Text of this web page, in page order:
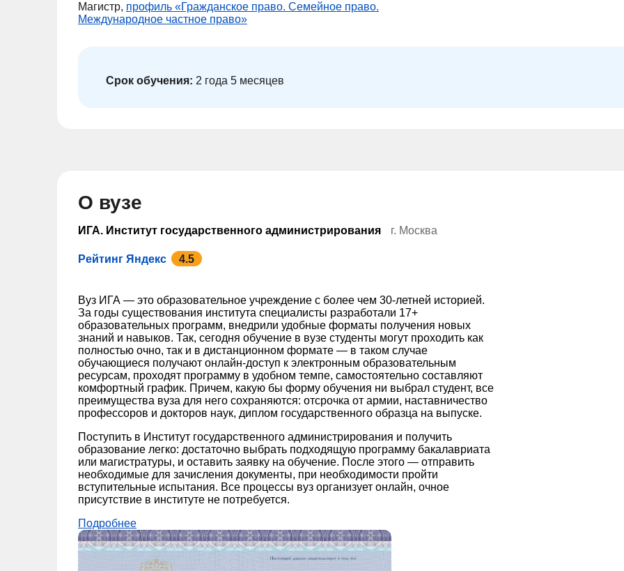
Магистр, профиль «Гражданское право. Семейное право.
Международное частное право»
Срок обучения: 2 года 5 месяцев
О вузе
ИГА. Институт государственного администрирования г. Москва
Рейтинг Яндекс 4.5
Вуз ИГА — это образовательное учреждение с более чем 30-летней историей.
За годы существования института специалисты разработали 17+
образовательных программ, внедрили удобные форматы получения новых
знаний и навыков. Так, сегодня обучение в вузе студенты могут проходить как
полностью очно, так и в дистанционном формате — в таком случае
обучающиеся получают онлайн-доступ к электронным образовательным
ресурсам, проходят программу в удобном темпе, самостоятельно составляют
комфортный график. Причем, какую бы форму обучения ни выбрал студент, все
преимущества вуза для него сохраняются: отсрочка от армии, наставничество
профессоров и докторов наук, диплом государственного образца на выпуске.
Поступить в Институт государственного администрирования и получить
образование легко: достаточно выбрать подходящую программу бакалавриата
или магистратуры, и оставить заявку на обучение. После этого — отправить
необходимые для зачисления документы, при необходимости пройти
вступительные испытания. Все процессы вуз организует онлайн, очное
присутствие в институте не потребуется.
Подробнее